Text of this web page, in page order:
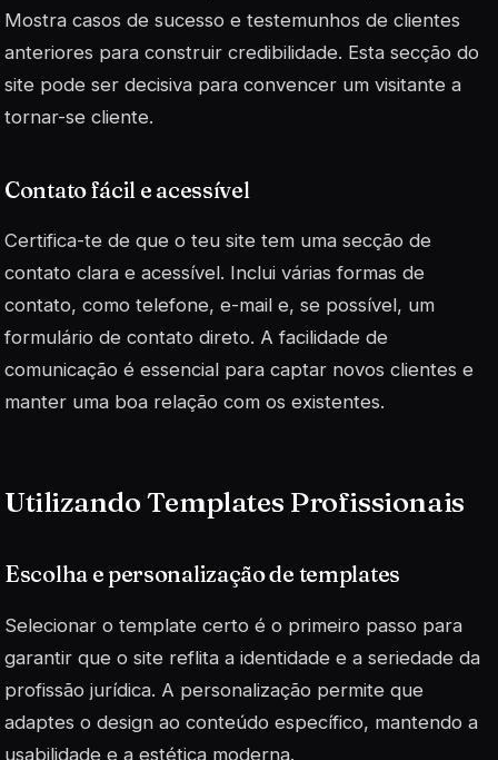
Mostra casos de sucesso e testemunhos de clientes
anteriores para construir credibilidade. Esta secção do
site pode ser decisiva para convencer um visitante a
tornar-se cliente.
Contato fácil e acessível
Certifica-te de que o teu site tem uma secção de
contato clara e acessível. Inclui várias formas de
contato, como telefone, e-mail e, se possível, um
formulário de contato direto. A facilidade de
comunicação é essencial para captar novos clientes e
manter uma boa relação com os existentes.
Utilizando Templates Profissionais
Escolha e personalização de templates
Selecionar o template certo é o primeiro passo para
garantir que o site reflita a identidade e a seriedade da
profissão jurídica. A personalização permite que
adaptes o design ao conteúdo específico, mantendo a
usabilidade e a estética moderna.